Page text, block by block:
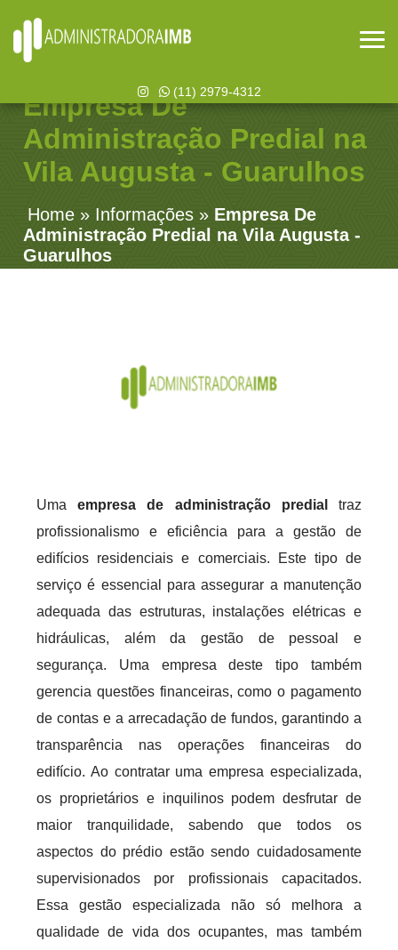
(11) 2979-4312
Empresa De
Administração Predial na
Vila Augusta - Guarulhos
Home » Informações » Empresa De
Administração Predial na Vila Augusta -
Guarulhos
Umaempresa de administração predial
traz
profissionalismo e eficiência para a gestão de
edifícios residenciais e comerciais. Este tipo de
serviço é essencial para assegurar a manutenção
adequada das estruturas, instalações elétricas e
hidráulicas, além da gestão de pessoal e
segurança. Uma empresa deste tipo também
gerencia questões financeiras, como o pagamento
de contas e a arrecadação de fundos, garantindo a
transparência nas operações financeiras do
edifício. Ao contratar uma empresa especializada,
os proprietários e inquilinos podem desfrutar de
maior tranquilidade, sabendo que todos os
aspectos do prédio estão sendo cuidadosamente
supervisionados por profissionais capacitados.
Essa gestão especializada não só melhora a
qualidade de vida dos ocupantes, mas também